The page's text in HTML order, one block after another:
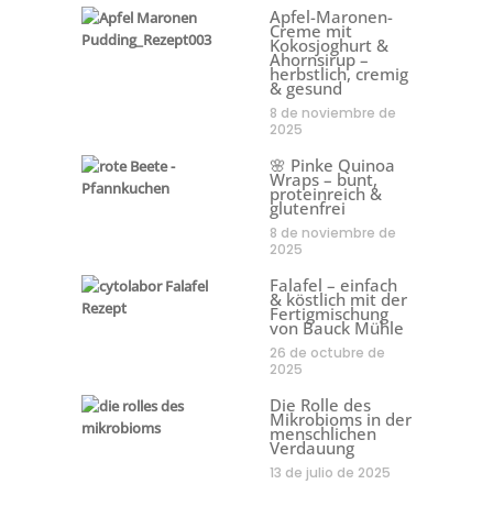
Apfel-Maronen-
Creme mit
Kokosjoghurt &
Ahornsirup –
herbstlich, cremig
& gesund
8 de noviembre de
2025
🌸 Pinke Quinoa
Wraps – bunt,
proteinreich &
glutenfrei
8 de noviembre de
2025
Falafel – einfach
& köstlich mit der
Fertigmischung
von Bauck Mühle
26 de octubre de
2025
Die Rolle des
Mikrobioms in der
menschlichen
Verdauung
13 de julio de 2025